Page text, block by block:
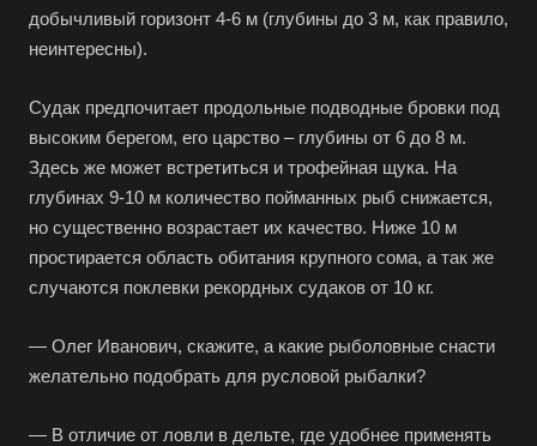
добычливый горизонт 4-6 м (глубины до 3 м, как правило,
неинтересны).
Судак предпочитает продольные подводные бровки под
высоким берегом, его царство – глубины от 6 до 8 м.
Здесь же может встретиться и трофейная щука. На
глубинах 9-10 м количество пойманных рыб снижается,
но существенно возрастает их качество. Ниже 10 м
простирается область обитания крупного сома, а так же
случаются поклевки рекордных судаков от 10 кг.
— Олег Иванович, скажите, а какие рыболовные снасти
желательно подобрать для русловой рыбалки?
— В отличие от ловли в дельте, где удобнее применять